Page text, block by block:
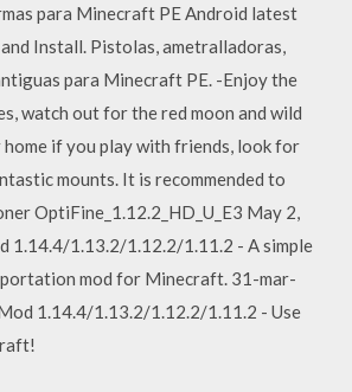
para Minecraft PE Android latest
Install. Pistolas, ametralladoras,
para Minecraft PE. -Enjoy the
watch out for the red moon and wild
home if you play with friends, look for
mounts. It is recommended to
OptiFine_1.12.2_HD_U_E3 May 2,
1.14.4/1.13.2/1.12.2/1.11.2 - A simple
mod for Minecraft. 31-mar-
1.14.4/1.13.2/1.12.2/1.11.2 - Use